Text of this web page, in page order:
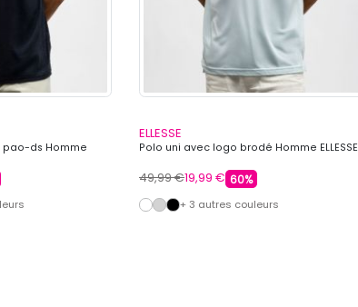
pao-ds Homme
ELLESSE
Polo uni avec logo brodé Homme ELLESSE
49,99 €19,99 € 60%
+ 3 autres couleurs